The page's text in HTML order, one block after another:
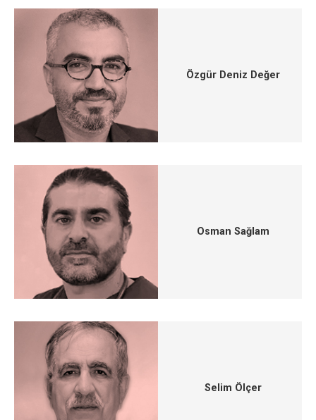
Özgür Deniz Değer
Osman Sağlam
Selim Ölçer